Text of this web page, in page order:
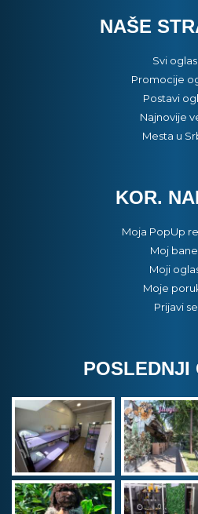
NAŠE
Svi
Promocije
Postavi
Najnovije
Mesta u
KOR.
Moja PopUp
Moj
Moji
Moje
Prijavi se
POSLEDNJI